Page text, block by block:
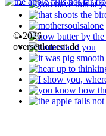
© 2026
oversettlement.de